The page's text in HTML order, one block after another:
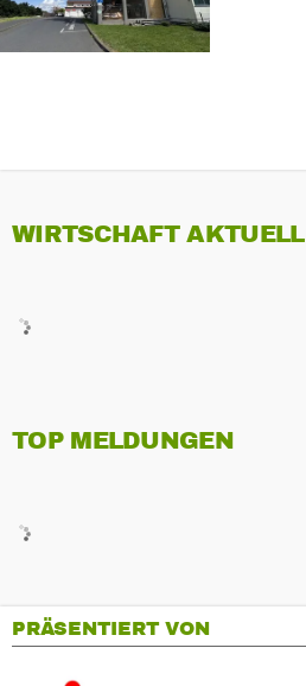
WIRTSCHAFT AKTUELL
TOP MELDUNGEN
PRÄSENTIERT VON